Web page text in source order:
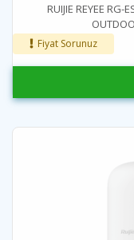
RUIJIE REYEE
Fiyat Sorunuz